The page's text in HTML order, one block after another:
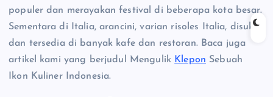
populer dan merayakan festival di beberapa kota besar.
Sementara di Italia, arancini, varian risoles Italia, disukai
dan tersedia di banyak kafe dan restoran. Baca juga
artikel kami yang berjudul Mengulik Klepon Sebuah
Ikon Kuliner Indonesia.